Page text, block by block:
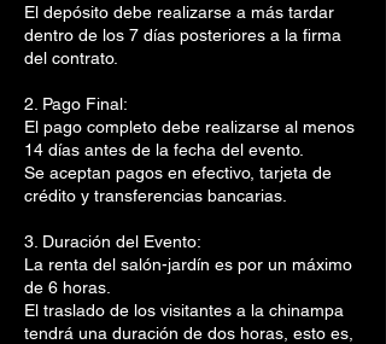
El depósito debe realizarse a más tardar
dentro de los 7 días posteriores a la firma
del contrato.
2. Pago Final:
El pago completo debe realizarse al menos
14 días antes de la fecha del evento.
Se aceptan pagos en efectivo, tarjeta de
crédito y transferencias bancarias.
3. Duración del Evento:
La renta del salón-jardín es por un máximo
de 6 horas.
El traslado de los visitantes a la chinampa
tendrá una duración de dos horas, esto es,